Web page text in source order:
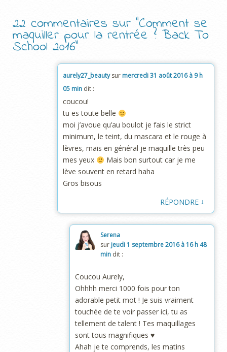
22 commentaires sur “Comment se
maquiller pour la rentrée ? Back To
School 2016”
aurely27_beautysur mercredi 31 août 2016 à 9 h
05 min dit :
coucou!
tu es toute belle
moi j’avoue qu’au boulot je fais le strict
minimum, le teint, du mascara et le rouge à
lèvres, mais en général je maquille très peu
mes yeux
Mais bon surtout car je me
lève souvent en retard haha
Gros bisous
RÉPONDRE ↓
Serena
sur jeudi 1 septembre 2016 à 16 h 48
min dit :
Coucou Aurely,
Ohhhh merci 1000 fois pour ton
adorable petit mot ! Je suis vraiment
touchée de te voir passer ici, tu as
tellement de talent ! Tes maquillages
sont tous magnifiques ♥
Ahah je te comprends, les matins